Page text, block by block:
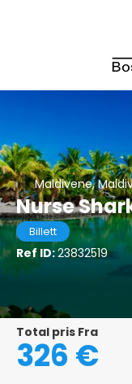
Maldivene,
Nurse
Billett
Ref ID:23832519
Total pris Fra
326 €